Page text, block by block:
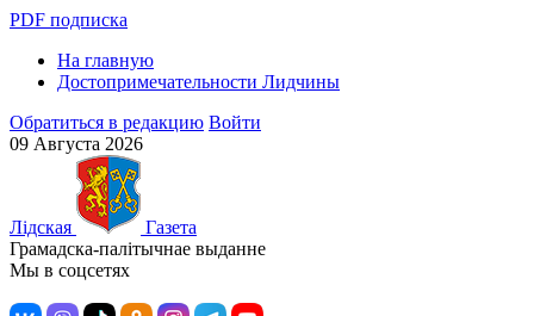
PDF подписка
На главную
Достопримечательности Лидчины
Обратиться в редакцию Войти
09 Августа 2026
Лiдская
Газета
Грамадска-палiтычнае выданне
Мы в соцсетях